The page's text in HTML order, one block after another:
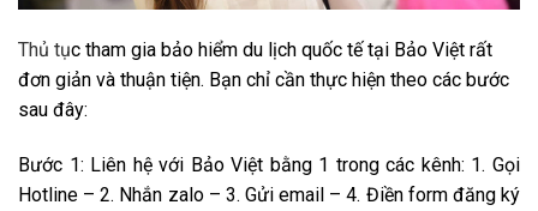
Thủ tục tham gia bảo hiểm du lịch quốc tế tại Bảo Việt rất
đơn giản và thuận tiện. Bạn chỉ cần thực hiện theo các bước
sau đây:
Bước 1: Liên hệ với Bảo Việt bằng 1 trong các kênh: 1. Gọi
Hotline – 2. Nhắn zalo – 3. Gửi email – 4. Điền form đăng ký